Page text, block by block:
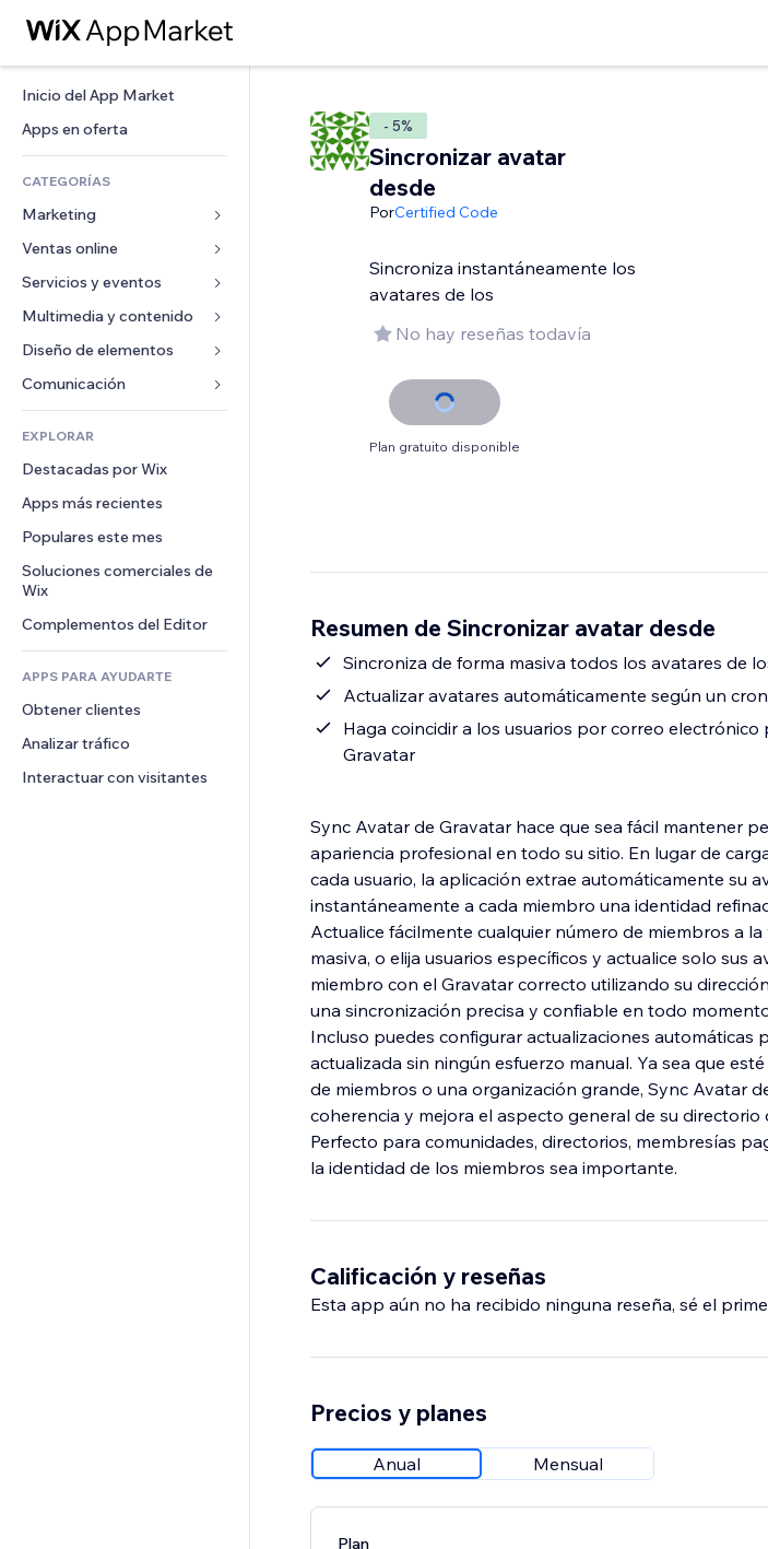
Inicio del App Market
Apps en oferta
CATEGORÍAS
Marketing
Anuncios
Móvil
Analíticas
Anuncios del sitio
Email
Ventas online
Apps para tiendas
Envíos y entregas
Botones de venta
Contabilidad
Cupones y fidelización
Almacenamiento de mercancía
Crowdfunding
Alimentos y bebidas
Servicios y eventos
Hoteles
Eventos
Restaurantes
Inmobiliarias
Reservas
Multimedia y contenido
Galerías
Música
Pódcast
Fotografía
Video
PDF
Compartir archivos
Noticias
Servicios de contenido
Efectos de texto
Diseño de elementos
Mapas y navegación
Privacidad y seguridad
Reloj
Plantillas para páginas
Efectos de imágenes
Botones y menús
Banners e insignias
Calculadoras
Buscar
Formularios
Encuestas
Chat
Comentarios
Teléfono
Comunidad
Reseñas y testimonios
EXPLORAR
Destacadas por Wix
Apps más recientes
Populares este mes
Soluciones comerciales de
Wix
Complementos del Editor
APPS PARA AYUDARTE
Obtener clientes
Analizar tráfico
Interactuar con visitantes
- 5%
Sincronizar avatar
desde
PorCertified Code
Sincroniza instantáneamente los
avatares de los
No hay reseñas todavía
Plan gratuito disponible
Resumen de Sincronizar avatar desde
Sincroniza de forma masiva todos los avatares de
Actualizar avatares automáticamente según un
Haga coincidir a los usuarios por correo
Gravatar
Sync Avatar de Gravatar hace que sea fácil mantener
apariencia profesional en todo su sitio. En lugar de
cada usuario, la aplicación extrae automáticamente su
instantáneamente a cada miembro una identidad
Actualice fácilmente cualquier número de miembros a
masiva, o elija usuarios específicos y actualice solo sus
miembro con el Gravatar correcto utilizando su
una sincronización precisa y confiable en todo
Incluso puedes configurar actualizaciones automáticas
actualizada sin ningún esfuerzo manual. Ya sea que
de miembros o una organización grande, Sync Avatar
coherencia y mejora el aspecto general de su directorio
Perfecto para comunidades, directorios, membresías
la identidad de los miembros sea importante.
Calificación y reseñas
Esta app aún no ha recibido ninguna reseña, sé el
Precios y planes
Anual Mensual
Plan